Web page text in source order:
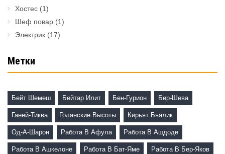
Хостес (1)
Шеф повар (1)
Электрик (17)
Метки
Бейт Шемеш Бейтар Илит Бен-Гурион Бер-Шева
Ганей-Тиква Голанские Высоты Кирьят Бьялик
Од-А-Шарон Работа В Афула Работа В Ашдоде
Работа В Ашкелоне Работа В Бат-Яме Работа В Бер-Яков